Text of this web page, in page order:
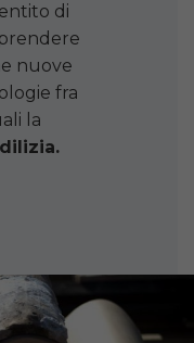
di
nuove
fra
la